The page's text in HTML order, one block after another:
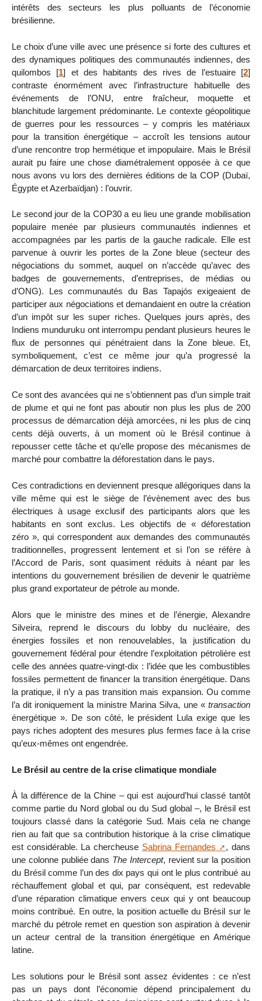
intérêts des secteurs les plus polluants de l’économie
brésilienne.
Le choix d’une ville avec une présence si forte des cultures et
des dynamiques politiques des communautés indiennes, des
quilombos [1] et des habitants des rives de l’estuaire[2]
contraste énormément avec l’infrastructure habituelle des
événements de l’ONU, entre fraîcheur, moquette et
blanchitude largement prédominante. Le contexte géopolitique
de guerres pour les ressources – y compris les matériaux
pour la transition énergétique – accroît les tensions autour
d’une rencontre trop hermétique et impopulaire. Mais le Brésil
aurait pu faire une chose diamétralement opposée à ce que
nous avons vu lors des dernières éditions de la COP (Dubaï,
Égypte et Azerbaïdjan) : l’ouvrir.
Le second jour de la COP30 a eu lieu une grande mobilisation
populaire menée par plusieurs communautés indiennes et
accompagnées par les partis de la gauche radicale. Elle est
parvenue à ouvrir les portes de la Zone bleue (secteur des
négociations du sommet, auquel on n’accède qu’avec des
badges de gouvernements, d’entreprises, de médias ou
d’ONG). Les communautés du Bas Tapajós exigeaient de
participer aux négociations et demandaient en outre la création
d’un impôt sur les super riches. Quelques jours après, des
Indiens munduruku ont interrompu pendant plusieurs heures le
flux de personnes qui pénétraient dans la Zone bleue. Et,
symboliquement, c’est ce même jour qu’a progressé la
démarcation de deux territoires indiens.
Ce sont des avancées qui ne s’obtiennent pas d’un simple trait
de plume et qui ne font pas aboutir non plus les plus de 200
processus de démarcation déjà amorcées, ni les plus de cinq
cents déjà ouverts, à un moment où le Brésil continue à
repousser cette tâche et qu’elle propose des mécanismes de
marché pour combattre la déforestation dans le pays.
Ces contradictions en deviennent presque allégoriques dans la
ville même qui est le siège de l’évènement avec des bus
électriques à usage exclusif des participants alors que les
habitants en sont exclus. Les objectifs de « déforestation
zéro », qui correspondent aux demandes des communautés
traditionnelles, progressent lentement et si l’on se réfère à
l’Accord de Paris, sont quasiment réduits à néant par les
intentions du gouvernement brésilien de devenir le quatrième
plus grand exportateur de pétrole au monde.
Alors que le ministre des mines et de l’énergie, Alexandre
Silveira, reprend le discours du lobby du nucléaire, des
énergies fossiles et non renouvelables, la justification du
gouvernement fédéral pour étendre l’exploitation pétrolière est
celle des années quatre-vingt-dix : l’idée que les combustibles
fossiles permettent de financer la transition énergétique. Dans
la pratique, il n’y a pas transition mais expansion. Ou comme
l’a dit ironiquement la ministre Marina Silva, une « transaction
énergétique ». De son côté, le président Lula exige que les
pays riches adoptent des mesures plus fermes face à la crise
qu’eux-mêmes ont engendrée.
Le Brésil au centre de la crise climatique mondiale
À la différence de la Chine – qui est aujourd’hui classé tantôt
comme partie du Nord global ou du Sud global –, le Brésil est
toujours classé dans la catégorie Sud. Mais cela ne change
rien au fait que sa contribution historique à la crise climatique
est considérable. La chercheuse Sabrina Fernandes
, dans
une colonne publiée dans The Intercept, revient sur la position
du Brésil comme l’un des dix pays qui ont le plus contribué au
réchauffement global et qui, par conséquent, est redevable
d’une réparation climatique envers ceux qui y ont beaucoup
moins contribué. En outre, la position actuelle du Brésil sur le
marché du pétrole remet en question son aspiration à devenir
un acteur central de la transition énergétique en Amérique
latine.
Les solutions pour le Brésil sont assez évidentes : ce n’est
pas un pays dont l’économie dépend principalement du